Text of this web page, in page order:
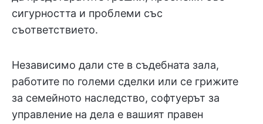
сигурността и проблеми със
съответствието.
Независимо дали сте в съдебната зала,
работите по големи сделки или се грижите
за семейното наследство, софтуерът за
управление на дела е вашият правен